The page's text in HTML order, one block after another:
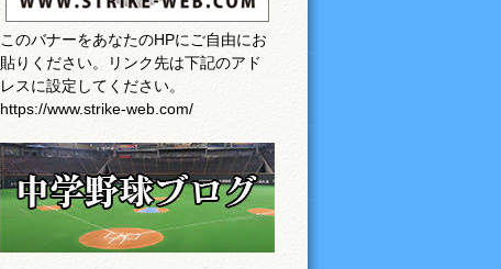
このバナーをあなたのHPにご自由にお
貼りください。リンク先は下記のアド
レスに設定してください。
https://www.strike-web.com/